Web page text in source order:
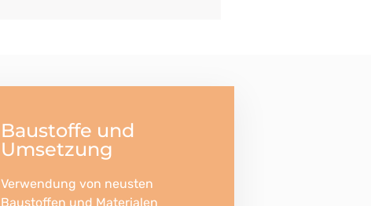
Baustoffe und
Umsetzung
Verwendung von neusten
Baustoffen und Materialen